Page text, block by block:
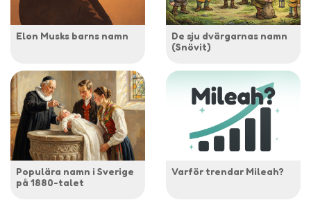
Elon Musks barns namn
De sju dvärgarnas namn
(Snövit)
Populära namn i Sverige
på 1880-talet
Varför trendar Mileah?